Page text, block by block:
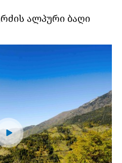
ᲐᲚᲞᲣᲠᲘ ᲑᲐᲦᲘ